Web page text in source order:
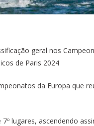
geral nos
de Paris 2024
da Europa que
lugares, ascendendo